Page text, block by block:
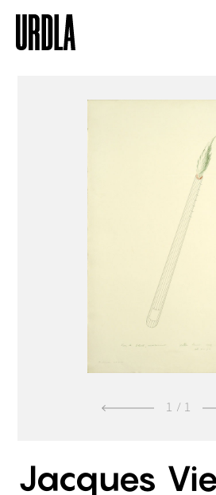
1 / 1
Jacques